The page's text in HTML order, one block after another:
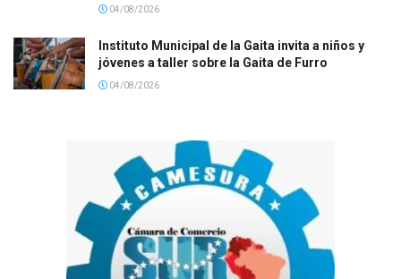
04/08/2026
Instituto Municipal de la Gaita invita a niños y
jóvenes a taller sobre la Gaita de Furro
04/08/2026